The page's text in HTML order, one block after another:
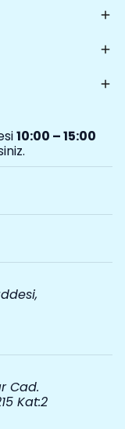
10:00 – 15:00
Cad.
Kat:2